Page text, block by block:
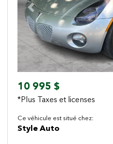
Previous
10 995 $
*Plus Taxes et licenses
Ce véhicule est situé chez:
Style Auto